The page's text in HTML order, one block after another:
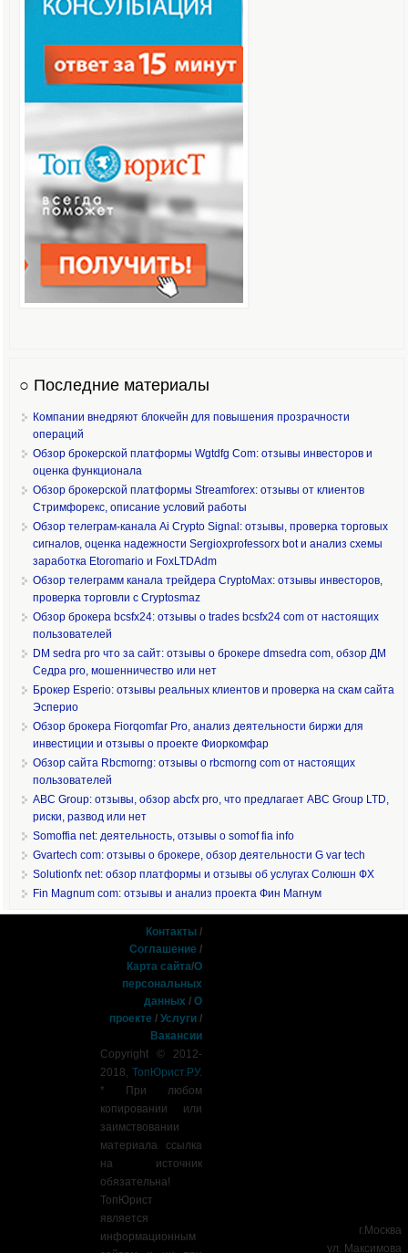
○ Последние материалы
Компании внедряют блокчейн для повышения прозрачности
операций
Обзор брокерской платформы Wgtdfg Com: отзывы инвесторов и
оценка функционала
Обзор брокерской платформы Streamforex: отзывы от клиентов
Стримфорекс, описание условий работы
Обзор телеграм-канала Ai Crypto Signal: отзывы, проверка торговых
сигналов, оценка надежности Sergioxprofessorx bot и анализ схемы
заработка Etoromario и FoxLTDAdm
Обзор телеграмм канала трейдера CryptoMax: отзывы инвесторов,
проверка торговли с Cryptosmaz
Обзор брокера bcsfx24: отзывы о trades bcsfx24 com от настоящих
пользователей
DM sedra pro что за сайт: отзывы о брокере dmsedra com, обзор ДМ
Седра pro, мошенничество или нет
Брокер Esperio: отзывы реальных клиентов и проверка на скам сайта
Эсперио
Обзор брокера Fiorqomfar Pro, анализ деятельности биржи для
инвестиции и отзывы о проекте Фиоркомфар
Обзор сайта Rbcmorng: отзывы о rbcmorng com от настоящих
пользователей
ABC Group: отзывы, обзор abcfx pro, что предлагает ABC Group LTD,
риски, развод или нет
Somoffia net: деятельность, отзывы о somof fia info
Gvartech com: отзывы о брокере, обзор деятельности G var tech
Solutionfx net: обзор платформы и отзывы об услугах Солюшн ФХ
Fin Magnum com: отзывы и анализ проекта Фин Магнум
Контакты /
Соглашение /
Карта сайта/О
персональных
данных /О
проекте /Услуги /
Вакансии
Copyright © 2012-
2018,ТопЮрист.РУ.
* При любом
копировании или
заимствовании
материала ссылка
на источник
обязательна!
ТопЮрист
является
информационным
г.Москва
ул. Максимова